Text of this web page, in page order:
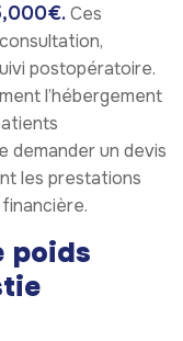
Ces
postopératoire.
l’hébergement
demander un devis
les prestations
poids